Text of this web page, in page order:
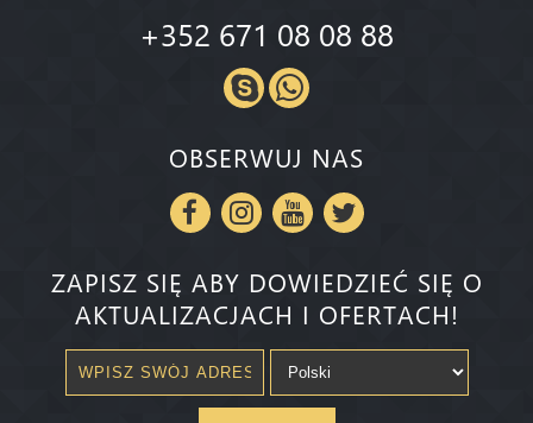
+352 671 08 08 88
OBSERWUJ NAS
ZAPISZ SIĘ ABY DOWIEDZIEĆ SIĘ O
AKTUALIZACJACH I OFERTACH!